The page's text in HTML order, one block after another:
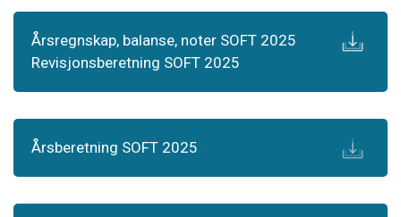
Årsregnskap, balanse, noter SOFT 2025
Revisjonsberetning SOFT 2025
Årsberetning SOFT 2025